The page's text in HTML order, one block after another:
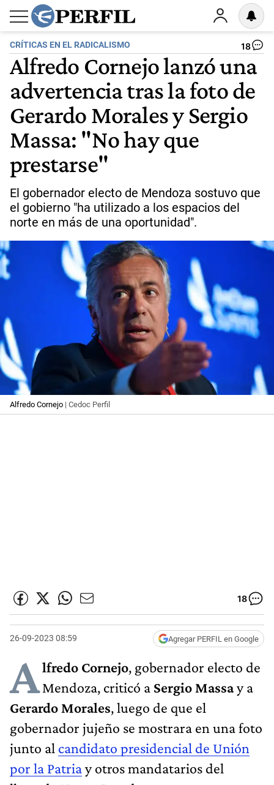
CRÍTICAS EN EL RADICALISMO 18
Alfredo Cornejo lanzó una
advertencia tras la foto de
Gerardo Morales y Sergio
Massa: "No hay que
prestarse"
El gobernador electo de Mendoza sostuvo que
el gobierno "ha utilizado a los espacios del
norte en más de una oportunidad".
Alfredo Cornejo | Cedoc Perfil
18
26-09-2023 08:59 Agregar PERFIL en Google
Alfredo Cornejo, gobernador electo de
Mendoza, criticó a Sergio Massay a
Gerardo Morales, luego de que el
gobernador jujeño se mostrara en una foto
junto al candidato presidencial de Unión
por la Patriay otros mandatarios del